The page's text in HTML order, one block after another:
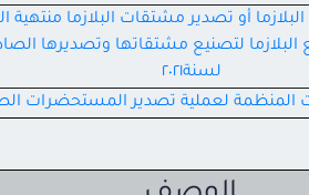
أو تصدير مشتقات البلازما منتهية
لتصنيع مشتقاتها وتصديرها
لسنة٢٠٢١
المنظمة لعملية تصدير المستحضرات